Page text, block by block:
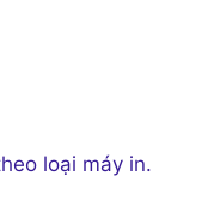
loại máy in.